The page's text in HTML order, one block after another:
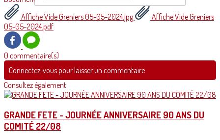
Affiche Vide Greniers 05-05-2024.jpg
Affiche Vide Greniers
05-05-2024.pdf
0 commentaire(s)
Connectez-vous pour laisser un commentaire
Consultez également
GRANDE FETE - JOURNÉE ANNIVERSAIRE 90 ANS DU
COMITÉ 22/08